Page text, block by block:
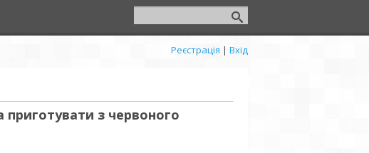
Реєстрація | Вхід
з червоного